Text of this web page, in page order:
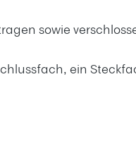
sowie
ein